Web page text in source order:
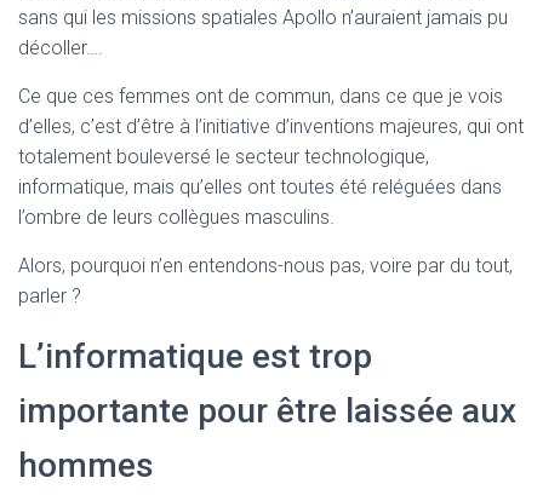
sans qui les missions spatiales Apollo n’auraient jamais pu
décoller….
Ce que ces femmes ont de commun, dans ce que je vois
d’elles, c’est d’être à l’initiative d’inventions majeures, qui ont
totalement bouleversé le secteur technologique,
informatique, mais qu’elles ont toutes été reléguées dans
l’ombre de leurs collègues masculins.
Alors, pourquoi n’en entendons-nous pas, voire par du tout,
parler ?
L’informatique est trop
importante pour être laissée aux
hommes